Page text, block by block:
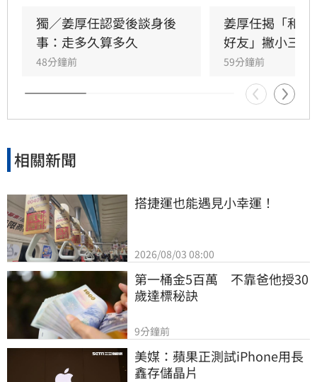
恐有違反姓名條例疑慮，且其自稱三歲即認定對
方為老公的說法邏輯矛盾。吳睿穎直言，這段戀
情的人設背景過於離奇，已完全超出玄學範疇，
引發各界對女方真實動機的廣泛討論，這段戀情
也因此成為近期演藝圈備受矚目的焦點話題。
獨／姜厚任認愛後談身後
事：走多久算多久
48分鐘前
姜厚任揭「和
好友」撇小三傳
59分鐘前
相關新聞
搭捷運也能遇見小幸運！
2026/08/03 08:00
第一桶金5百萬　不靠爸他授30
歲達標秘訣
9分鐘前
美媒：蘋果正測試iPhone用長
鑫存儲晶片